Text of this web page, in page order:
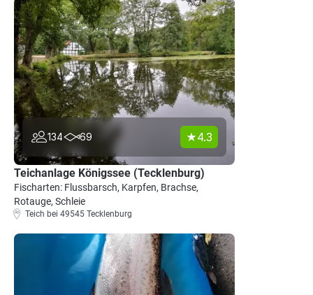
134 69 4.3
Teichanlage Königssee (Tecklenburg)
Fischarten: Flussbarsch, Karpfen, Brachse,
Rotauge, Schleie
Teich bei 49545 Tecklenburg